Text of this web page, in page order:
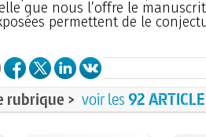
que nous l’offre le manuscrit
permettent de le
rubrique > voir les92